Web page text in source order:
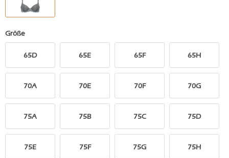
Größe
65D 65E 65F 65H
70A 70E 70F 70G
75A 75B 75C 75D
75E 75F 75G 75H